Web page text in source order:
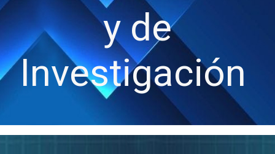
y de
Investigación